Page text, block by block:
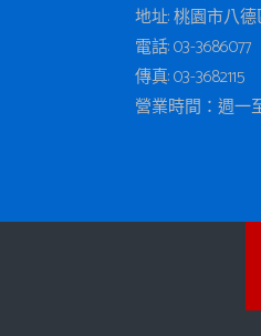
地址: 桃園市八
電話: 03-3686077
傳真: 03-3682115
營業時間：週一